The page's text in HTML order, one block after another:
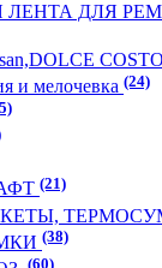
ЛЕНТА ДЛЯ
COSTO
и мелочевка (24)
(21)
(38)
(60)